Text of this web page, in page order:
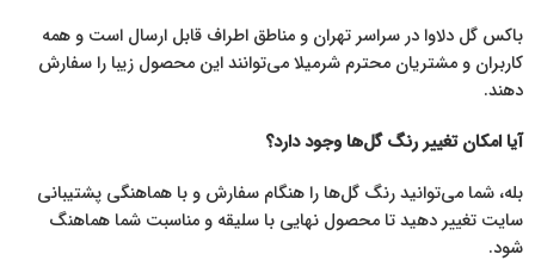
باکس گل دلاوا در سراسر تهران و مناطق اطراف قابل ارسال است و همه
کاربران و مشتریان محترم شرمیلا می‌توانند این محصول زیبا را سفارش
دهند.
آیا امکان تغییر رنگ گل‌ها وجود دارد؟
بله، شما می‌توانید رنگ گل‌ها را هنگام سفارش و با هماهنگی پشتیبانی
سایت تغییر دهید تا محصول نهایی با سلیقه و مناسبت شما هماهنگ
شود.